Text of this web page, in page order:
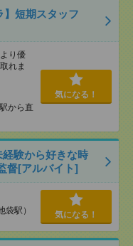
】短期スタッフ
り優
れま
から直
気になる！
験から好きな時
督[アルバイト]
駅） 気になる！